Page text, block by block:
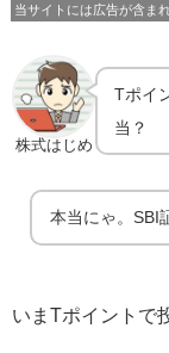
当サイトには広告が含まれ
株式はじめ
Tポイ
当？
本当にゃ。SBI
いまTポイントで